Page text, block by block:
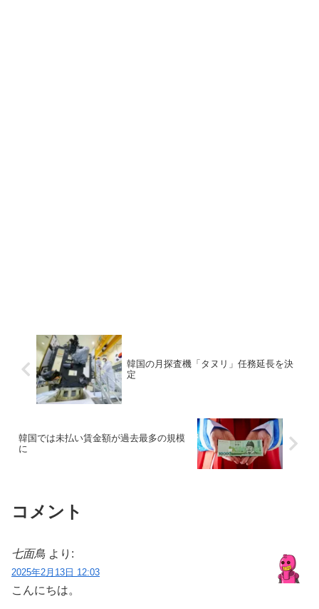
韓国の月探査機「タヌリ」任務延長を決
定
韓国では未払い賃金額が過去最多の規模
に
コメント
七面鳥 より:
2025年2月13日 12:03
こんにちは。